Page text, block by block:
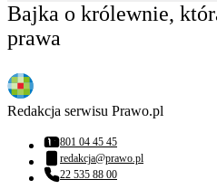
Bajka o królewnie,
prawa
Redakcja serwisu Prawo.pl
Numer telefonu:
801 04 45 45
Adres email:
redakcja@prawo.pl
Numer telefonu:
22 535 88 00